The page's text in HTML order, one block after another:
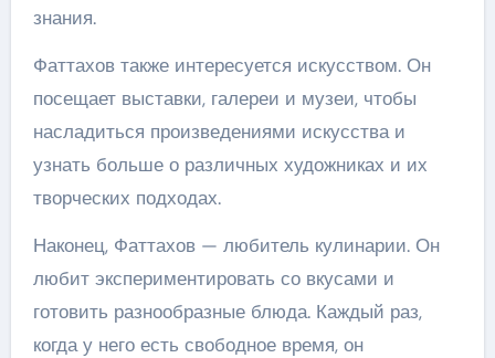
знания.
Фаттахов также интересуется искусством. Он
посещает выставки, галереи и музеи, чтобы
насладиться произведениями искусства и
узнать больше о различных художниках и их
творческих подходах.
Наконец, Фаттахов — любитель кулинарии. Он
любит экспериментировать со вкусами и
готовить разнообразные блюда. Каждый раз,
когда у него есть свободное время, он